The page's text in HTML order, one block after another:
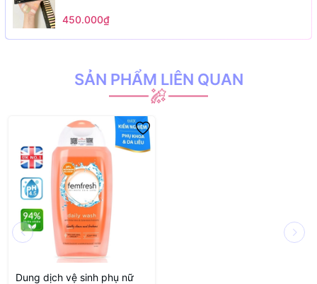
450.000₫
SẢN PHẨM LIÊN QUAN
Dung dịch vệ sinh phụ nữ